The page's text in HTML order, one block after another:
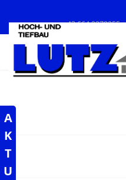
+43 664 2278255
A
K
T
U